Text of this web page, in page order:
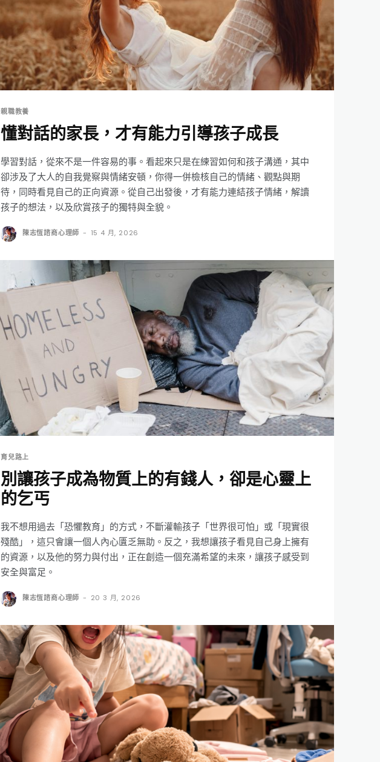
親職教養
懂對話的家長，才有能力引導孩子成長
學習對話，從來不是一件容易的事。看起來只是在練習如何和孩子溝通，其中
卻涉及了大人的自我覺察與情緒安頓，你得一併檢核自己的情緒、觀點與期
待，同時看見自己的正向資源。從自己出發後，才有能力連結孩子情緒，解讀
孩子的想法，以及欣賞孩子的獨特與全貌。
陳志恆諮商心理師 - 15 4 月, 2026
育兒路上
別讓孩子成為物質上的有錢人，卻是心靈上
的乞丐
我不想用過去「恐懼教育」的方式，不斷灌輸孩子「世界很可怕」或「現實很
殘酷」，這只會讓一個人內心匱乏無助。反之，我想讓孩子看見自己身上擁有
的資源，以及他的努力與付出，正在創造一個充滿希望的未來，讓孩子感受到
安全與富足。
陳志恆諮商心理師 - 20 3 月, 2026